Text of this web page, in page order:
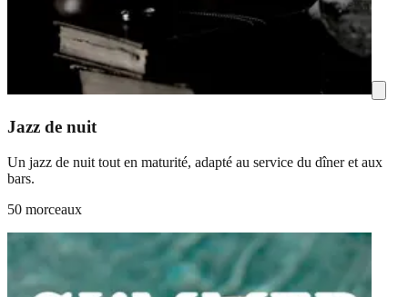
Jazz de nuit
Un jazz de nuit tout en maturité, adapté au service du dîner et aux
bars.
50 morceaux